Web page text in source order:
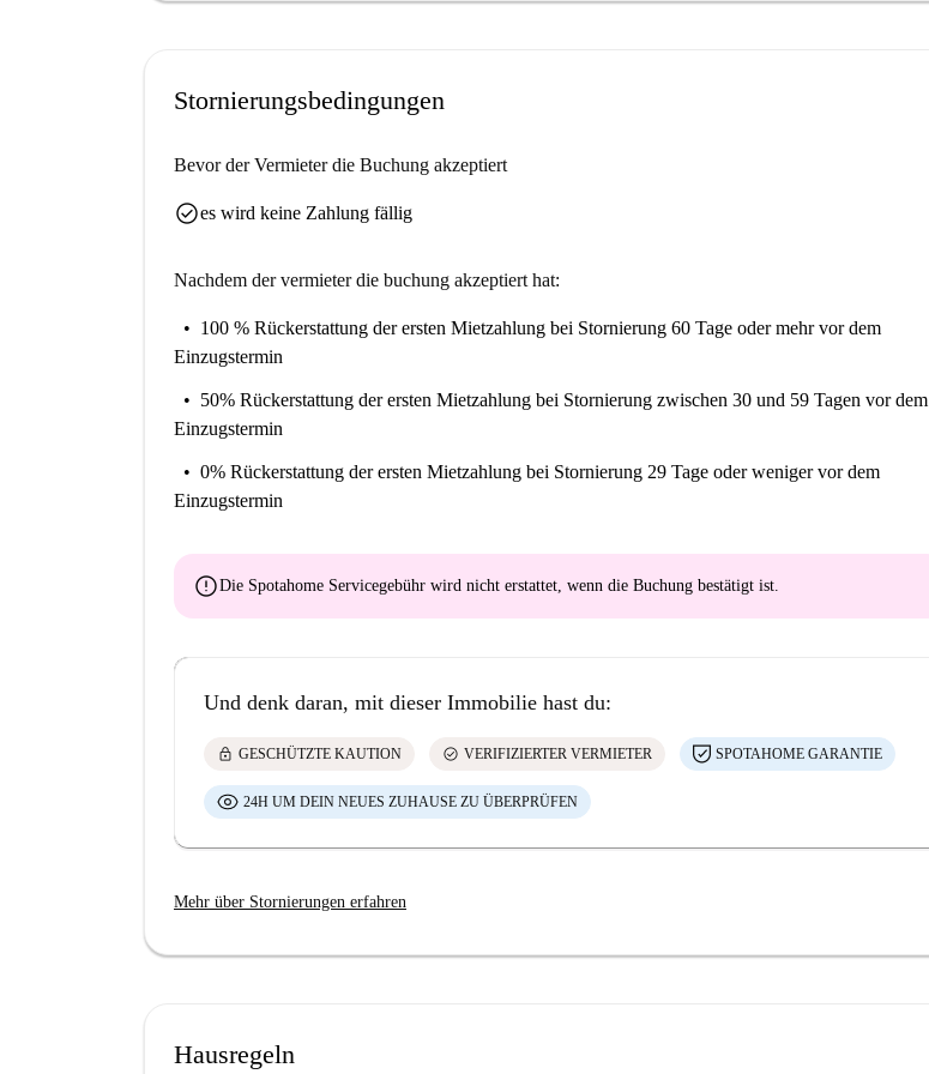
Stornierungsbedingungen
Bevor der Vermieter die Buchung akzeptiert
check_circlees wird keine Zahlung fällig
Nachdem der vermieter die buchung akzeptiert hat:
100 % Rückerstattung der ersten Mietzahlung bei Stornierung 60 Tage oder mehr vor dem
Einzugstermin
50% Rückerstattung der ersten Mietzahlung bei Stornierung zwischen 30 und 59 Tagen vor dem
Einzugstermin
0% Rückerstattung der ersten Mietzahlung bei Stornierung 29 Tage oder weniger vor dem
Einzugstermin
errorDie Spotahome Servicegebühr wird nicht erstattet , wenn die Buchung bestätigt ist.
Und denk daran, mit dieser Immobilie hast du:
lock GESCHÜTZTE KAUTION check_circle VERIFIZIERTER VERMIETER SPOTAHOME GARANTIE
24H UM DEIN NEUES ZUHAUSE ZU ÜBERPRÜFEN
Mehr über Stornierungen erfahren
Hausregeln